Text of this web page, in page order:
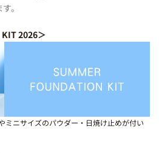
。
KIT 2026＞
ミニサイズのパウダー・日焼け止めが付い